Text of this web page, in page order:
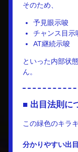
そのため、
予見眼示唆
チャンス目示
AT継続示唆
といった内部状
ん。
■ 出目法則に
この緑色のキラ
分かりやすい出